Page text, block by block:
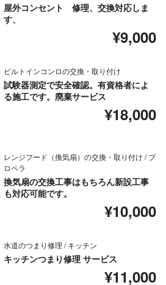
屋外コンセント 修理、交換対応しま
す、
¥9,000
ビルトインコンロの交換・取り付け
試験器測定で安全確認。有資格者によ
る施工です。廃棄サービス
¥18,000
レンジフード（換気扇）の交換・取り付け / プ
ロペラ
換気扇の交換工事はもちろん新設工事
も対応可能です。
¥10,000
水道のつまり修理 / キッチン
キッチンつまり修理 サービス
¥11,000